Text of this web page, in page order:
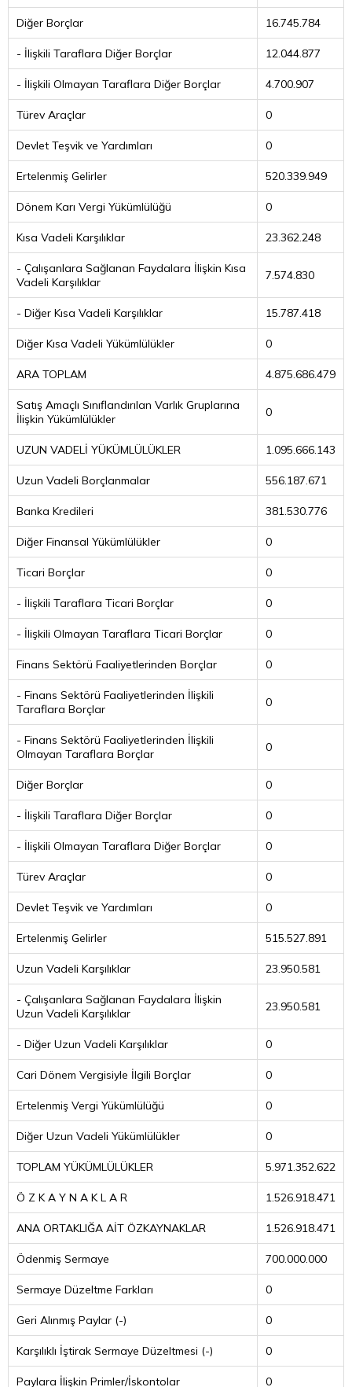
Diğer Borçlar 16.745.784
- İlişkili Taraflara Diğer Borçlar 12.044.877
- İlişkili Olmayan Taraflara Diğer Borçlar 4.700.907
Türev Araçlar 0
Devlet Teşvik ve Yardımları 0
Ertelenmiş Gelirler 520.339.949
Dönem Karı Vergi Yükümlülüğü 0
Kısa Vadeli Karşılıklar 23.362.248
- Çalışanlara Sağlanan Faydalara İlişkin Kısa
Vadeli Karşılıklar
7.574.830
- Diğer Kısa Vadeli Karşılıklar 15.787.418
Diğer Kısa Vadeli Yükümlülükler 0
ARA TOPLAM 4.875.686.479
Satış Amaçlı Sınıflandırılan Varlık Gruplarına
İlişkin Yükümlülükler
0
UZUN VADELİ YÜKÜMLÜLÜKLER 1.095.666.143
Uzun Vadeli Borçlanmalar 556.187.671
Banka Kredileri 381.530.776
Diğer Finansal Yükümlülükler 0
Ticari Borçlar 0
- İlişkili Taraflara Ticari Borçlar 0
- İlişkili Olmayan Taraflara Ticari Borçlar 0
Finans Sektörü Faaliyetlerinden Borçlar 0
- Finans Sektörü Faaliyetlerinden İlişkili
Taraflara Borçlar
0
- Finans Sektörü Faaliyetlerinden İlişkili
Olmayan Taraflara Borçlar
0
Diğer Borçlar 0
- İlişkili Taraflara Diğer Borçlar 0
- İlişkili Olmayan Taraflara Diğer Borçlar 0
Türev Araçlar 0
Devlet Teşvik ve Yardımları 0
Ertelenmiş Gelirler 515.527.891
Uzun Vadeli Karşılıklar 23.950.581
- Çalışanlara Sağlanan Faydalara İlişkin
Uzun Vadeli Karşılıklar
23.950.581
- Diğer Uzun Vadeli Karşılıklar 0
Cari Dönem Vergisiyle İlgili Borçlar 0
Ertelenmiş Vergi Yükümlülüğü 0
Diğer Uzun Vadeli Yükümlülükler 0
TOPLAM YÜKÜMLÜLÜKLER 5.971.352.622
Ö Z K A Y N A K L A R 1.526.918.471
ANA ORTAKLIĞA AİT ÖZKAYNAKLAR 1.526.918.471
Ödenmiş Sermaye 700.000.000
Sermaye Düzeltme Farkları 0
Geri Alınmış Paylar (-) 0
Karşılıklı İştirak Sermaye Düzeltmesi (-) 0
Paylara İlişkin Primler/İskontolar 0